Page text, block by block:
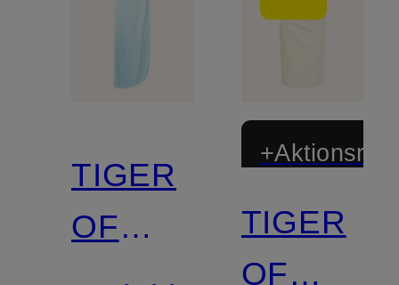
TIGER
OF
TIGER
OF